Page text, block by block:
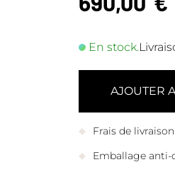
En stock.
AJOUTER
Frais de
Emballage anti-